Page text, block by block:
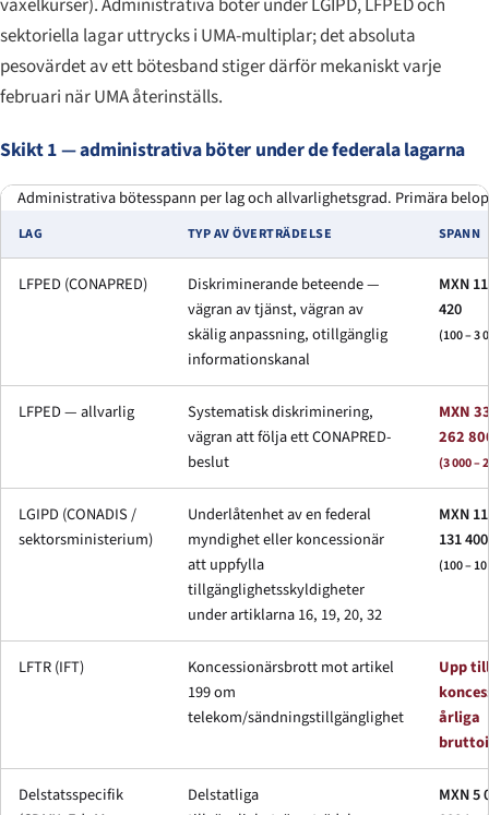
växelkurser). Administrativa böter under LGIPD, LFPED och
sektoriella lagar uttrycks i UMA-multiplar; det absoluta
pesovärdet av ett bötesband stiger därför mekaniskt varje
februari när UMA återinställs.
Skikt 1 — administrativa böter under de federala lagarna
Administrativa bötesspann per lag och allvarlighetsgrad. Primära
LAG TYP AV ÖVERTRÄDELSE SPANN
LFPED (CONAPRED)
Diskriminerande beteende —
vägran av tjänst, vägran av
skälig anpassning, otillgänglig
informationskanal
MXN
420
(100 – 3
LFPED — allvarlig
Systematisk diskriminering,
vägran att följa ett CONAPRED-
beslut
MXN
262
(3 000 –
LGIPD (CONADIS /
sektorsministerium)
Underlåtenhet av en federal
myndighet eller koncessionär
att uppfylla
tillgänglighetsskyldigheter
under artiklarna 16, 19, 20, 32
MXN
131 400
(100 –
LFTR (IFT)
Koncessionärsbrott mot artikel
199 om
telekom/sändningstillgänglighet
Upp
årliga
Delstatsspecifik
Delstatliga
MXN 5